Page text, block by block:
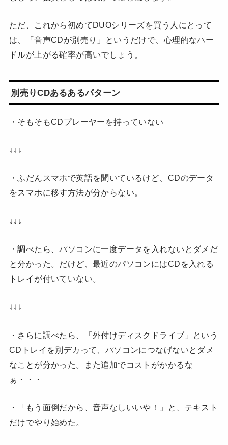
ただ、これから初めてDUOシリーズを買う人にとって
は、「音声CDが別売り」というだけで、心理的なハー
ドルが上がる確率が高いでしょう。
別売りCDあるあるパターン
・そもそもCDプレーヤーを持っていない
↓↓↓
・ふだんスマホで英語を聞いているけど、CDのデータ
をスマホに移す方法が分からない。
↓↓↓
・調べたら、パソコンに一度データを入れないとダメだ
と分かった。だけど、最近のパソコンにはCDを入れる
トレイが付いていない。
↓↓↓
・さらに調べたら、「外付けディスクドライブ」という
CDトレイを別デカって、パソコンにつなげないとダメ
なことが分かった。また追加でコストがかかるな
ぁ・・・
・「もう面倒だから、音声なしいいや！」と、テキスト
だけでやり始めた。